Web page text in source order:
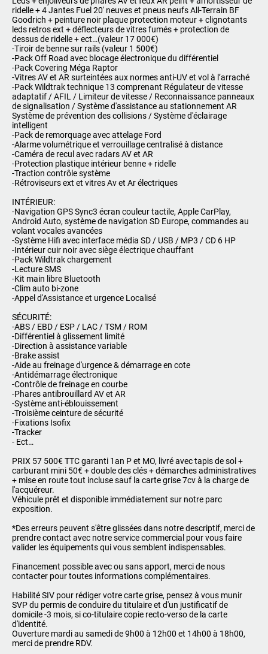
ridelle + 4 Jantes Fuel 20' neuves et pneus neufs All-Terrain BF
Goodrich + peinture noir plaque protection moteur + clignotants
leds retros ext + déflecteurs de vitres fumés + protection de
dessus de ridelle + ect…(valeur 17 000€)
-Tiroir de benne sur rails (valeur 1 500€)
-Pack Off Road avec blocage électronique du différentiel
-Pack Covering Méga Raptor
-Vitres AV et AR surteintées aux normes anti-UV et vol à l’arraché
-Pack Wildtrak technique 13 comprenant Régulateur de vitesse
adaptatif / AFIL / Limiteur de vitesse / Reconnaissance panneaux
de signalisation / Système d'assistance au stationnement AR
Système de prévention des collisions / Système d'éclairage
intelligent
-Pack de remorquage avec attelage Ford
-Alarme volumétrique et verrouillage centralisé à distance
-Caméra de recul avec radars AV et AR
-Protection plastique intérieur benne + ridelle
-Traction contrôle système
-Rétroviseurs ext et vitres Av et Ar électriques
INTÉRIEUR:
-Navigation GPS Sync3 écran couleur tactile, Apple CarPlay,
Android Auto, système de navigation SD Europe, commandes au
volant vocales avancées
-Système Hifi avec interface média SD / USB / MP3 / CD 6 HP
-Intérieur cuir noir avec siège électrique chauffant
-Pack Wildtrak chargement
-Lecture SMS
-Kit main libre Bluetooth
-Clim auto bi-zone
-Appel d'Assistance et urgence Localisé
SÉCURITÉ:
-ABS / EBD / ESP / LAC / TSM / ROM
-Différentiel à glissement limité
-Direction à assistance variable
-Brake assist
-Aide au freinage d'urgence & démarrage en cote
-Antidémarrage électronique
-Contrôle de freinage en courbe
-Phares antibrouillard AV et AR
-Système anti-éblouissement
-Troisième ceinture de sécurité
-Fixations Isofix
-Tracker
- Ect…
PRIX 57 500€ TTC garanti 1an P et MO, livré avec tapis de sol +
carburant mini 50€ + double des clés + démarches administratives
+ mise en route tout incluse sauf la carte grise 7cv à la charge de
l'acquéreur.
Véhicule prêt et disponible immédiatement sur notre parc
exposition.
*Des erreurs peuvent s'être glissées dans notre descriptif, merci de
prendre contact avec notre service commercial pour vous faire
valider les équipements qui vous semblent indispensables.
Financement possible avec ou sans apport, merci de nous
contacter pour toutes informations complémentaires.
Habilité SIV pour rédiger votre carte grise, pensez à vous munir
SVP du permis de conduire du titulaire et d'un justificatif de
domicile -3 mois, si co-titulaire copie recto-verso de la carte
d'identité.
Ouverture mardi au samedi de 9h00 à 12h00 et 14h00 à 18h00,
merci de prendre RDV.